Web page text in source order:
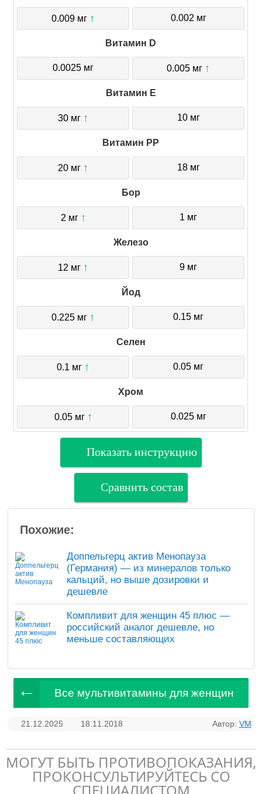
0.009 мг ↑ 0.002 мг
Витамин D
0.0025 мг 0.005 мг ↑
Витамин E
30 мг ↑ 10 мг
Витамин PP
20 мг ↑ 18 мг
Бор
2 мг ↑ 1 мг
Железо
12 мг ↑ 9 мг
Йод
0.225 мг ↑ 0.15 мг
Селен
0.1 мг ↑ 0.05 мг
Хром
0.05 мг ↑ 0.025 мг
Показать инструкцию
Сравнить состав
Похожие:
Доппельгерц актив Менопауза
(Германия) — из минералов только
кальций, но выше дозировки и
дешевле
Компливит для женщин 45 плюс —
российский аналог дешевле, но
меньше составляющих
Все мультивитамины для женщин
21.12.2025 18.11.2018 Автор: VM
МОГУТ БЫТЬ ПРОТИВОПОКАЗАНИЯ,
ПРОКОНСУЛЬТИРУЙТЕСЬ СО
СПЕЦИАЛИСТОМ